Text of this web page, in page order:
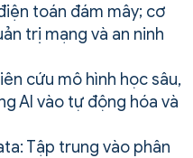
toán đám mây; cơ
trị mạng và an ninh
cứu mô hình học sâu,
AI vào tự động hóa và
Tập trung vào phân